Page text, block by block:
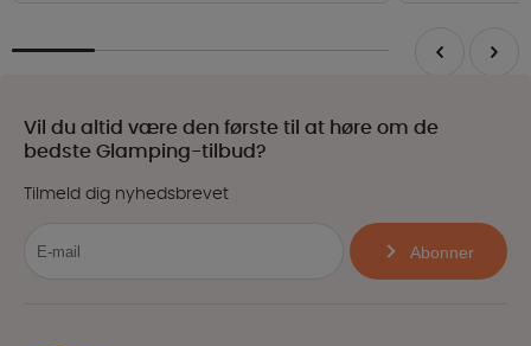
Vil du altid være den første til at høre om de
bedste Glamping-tilbud?
Tilmeld dig nyhedsbrevet
Abonner